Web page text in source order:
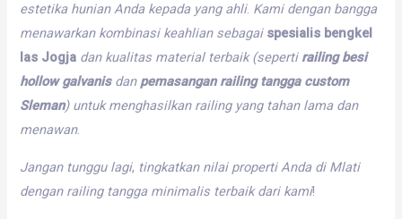
estetika hunian Anda kepada yang ahli. Kami dengan bangga
menawarkan kombinasi keahlian sebagai spesialis bengkel
las Jogja dan kualitas material terbaik (seperti railing besi
hollow galvanisdan pemasangan railing tangga custom
Sleman) untuk menghasilkan railing yang tahan lama dan
menawan.
Jangan tunggu lagi, tingkatkan nilai properti Anda di Mlati
dengan railing tangga minimalis terbaik dari kami!